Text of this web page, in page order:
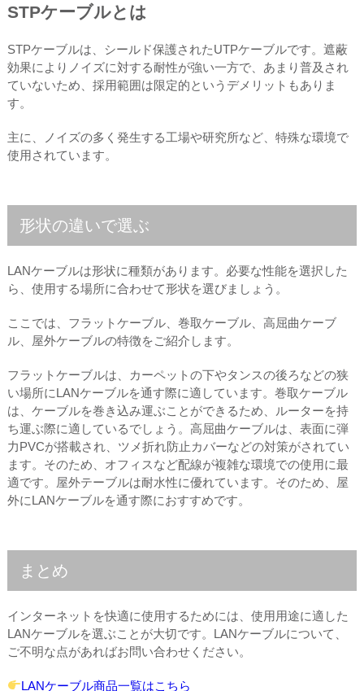
STPケーブルとは
STPケーブルは、シールド保護されたUTPケーブルです。遮蔽
効果によりノイズに対する耐性が強い一方で、あまり普及され
ていないため、採用範囲は限定的というデメリットもありま
す。
主に、ノイズの多く発生する工場や研究所など、特殊な環境で
使用されています。
形状の違いで選ぶ
LANケーブルは形状に種類があります。必要な性能を選択した
ら、使用する場所に合わせて形状を選びましょう。
ここでは、フラットケーブル、巻取ケーブル、高屈曲ケーブ
ル、屋外ケーブルの特徴をご紹介します。
フラットケーブルは、カーペットの下やタンスの後ろなどの狭
い場所にLANケーブルを通す際に適しています。巻取ケーブル
は、ケーブルを巻き込み運ぶことができるため、ルーターを持
ち運ぶ際に適しているでしょう。高屈曲ケーブルは、表面に弾
力PVCが搭載され、ツメ折れ防止カバーなどの対策がされてい
ます。そのため、オフィスなど配線が複雑な環境での使用に最
適です。屋外テーブルは耐水性に優れています。そのため、屋
外にLANケーブルを通す際におすすめです。
まとめ
インターネットを快適に使用するためには、使用用途に適した
LANケーブルを選ぶことが大切です。LANケーブルについて、
ご不明な点があればお問い合わせください。
LANケーブル商品一覧はこちら